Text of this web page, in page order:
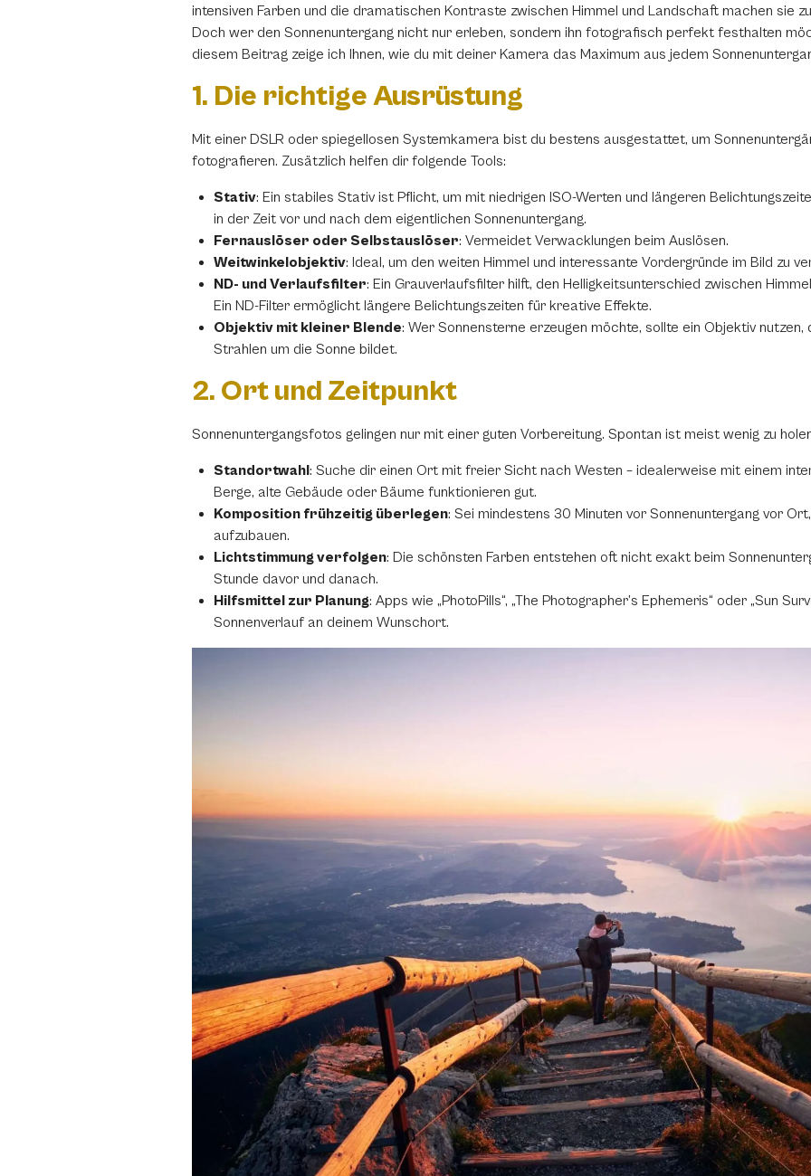
Teile diese Beitrag
So mache ich perfekte Fotos von einem
intensiven Farben und die dramatischen Kontraste zwischen Himmel und Landschaft machen sie
Doch wer den Sonnenuntergang nicht nur erleben, sondern ihn fotografisch perfekt festhalten
diesem Beitrag zeige ich Ihnen, wie du mit deiner Kamera das Maximum aus jedem
1. Die richtige Ausrüstung
Mit einer DSLR oder spiegellosen Systemkamera bist du bestens ausgestattet, um
fotografieren. Zusätzlich helfen dir folgende Tools:
Stativ: Ein stabiles Stativ ist Pflicht, um mit niedrigen ISO-Werten und längeren
in der Zeit vor und nach dem eigentlichen Sonnenuntergang.
Fernauslöser oder Selbstauslöser: Vermeidet Verwacklungen beim Auslösen.
Weitwinkelobjektiv: Ideal, um den weiten Himmel und interessante Vordergründe im Bild zu
ND- und Verlaufsfilter: Ein Grauverlaufsfilter hilft, den Helligkeitsunterschied zwischen
Ein ND-Filter ermöglicht längere Belichtungszeiten für kreative Effekte.
Objektiv mit kleiner Blende: Wer Sonnensterne erzeugen möchte, sollte ein Objektiv
Strahlen um die Sonne bildet.
2. Ort und Zeitpunkt
Sonnenuntergangsfotos gelingen nur mit einer guten Vorbereitung. Spontan ist meist wenig zu
Standortwahl: Suche dir einen Ort mit freier Sicht nach Westen – idealerweise mit einem
Berge, alte Gebäude oder Bäume funktionieren gut.
Komposition frühzeitig überlegen: Sei mindestens 30 Minuten vor Sonnenuntergang vor
aufzubauen.
Lichtstimmung verfolgen: Die schönsten Farben entstehen oft nicht exakt beim
Stunde davor und danach.
Hilfsmittel zur Planung: Apps wie „PhotoPills“, „The Photographer’s Ephemeris“ oder „Sun
Sonnenverlauf an deinem Wunschort.